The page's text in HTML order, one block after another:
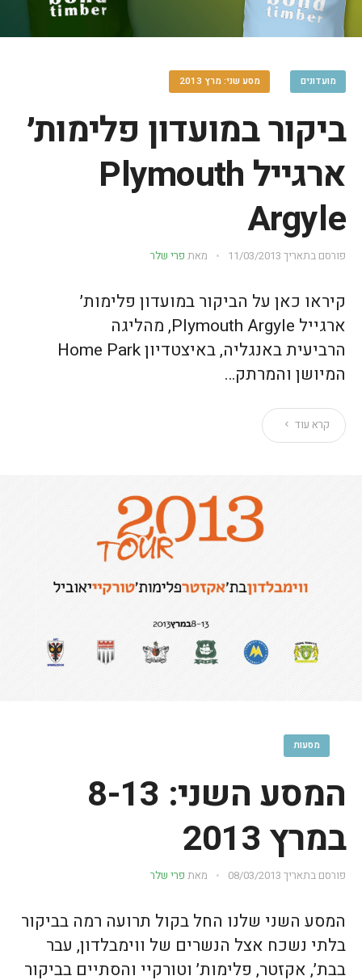
מועדונים מסע שני: מרץ 2013
ביקור במועדון פלימות׳
ארגייל Plymouth
Argyle
פורסם בתאריך 11/03/2013 מאת פרי שלר
קיראו כאן על הביקור במועדון פלימות׳
ארגייל Plymouth Argyle, מהליגה
הרביעית באנגליה, באיצטדיון Home Park
המיושן והמרתק…
קרא עוד
מסעות
המסע השני: 8-13
במרץ 2013
פורסם בתאריך 08/03/2013 מאת פרי שלר
המסע השני שלנו החל בקול תרועה רמה בביקור
בלתי נשכח אצל הנשרים של ווימבלדון, עבר
בבת׳, אקזטר, פלימות׳ וטורקיי והסתיים בביקור